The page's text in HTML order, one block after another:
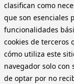
clasifican como
que son esenciales
funcionalidades
cookies de terceros
cómo utiliza este
navegador solo con
de optar por no